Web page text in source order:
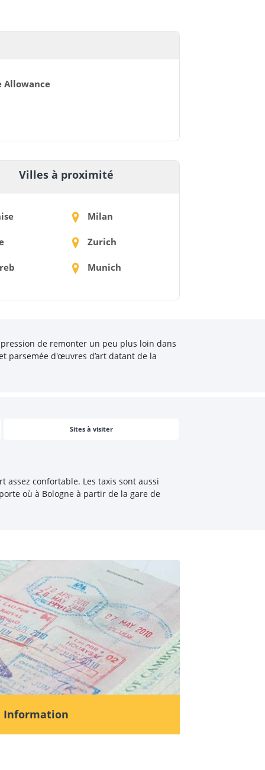
Allowance
Villes à proximité
Milan
Zurich
Munich
de remonter un peu plus loin dans
parsemée d'œuvres d’art datant de la
Sites à visiter
assez confortable. Les taxis sont aussi
où à Bologne à partir de la gare de
Information